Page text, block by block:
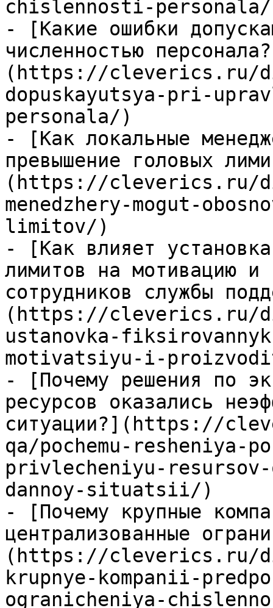
chislennosti-
- [Какие ошибки
численностью
(https://cleverics.ru/
dopuskayutsya-pri-
personala/)
- [Как локальные
превышение головых
(https://cleverics.ru/
menedzhery-mogut-
limitov/)
- [Как влияет
лимитов на мотивацию и
сотрудников службы
(https://cleverics.ru/
ustanovka-
motivatsiyu-i-
- [Почему решения по
ресурсов оказались
ситуации?](https://
qa/pochemu-resheniya-
privlecheniyu-
dannoy-situatsii/)
- [Почему крупные
централизованные
(https://cleverics.ru/
krupnye-kompanii-
ogranicheniya-